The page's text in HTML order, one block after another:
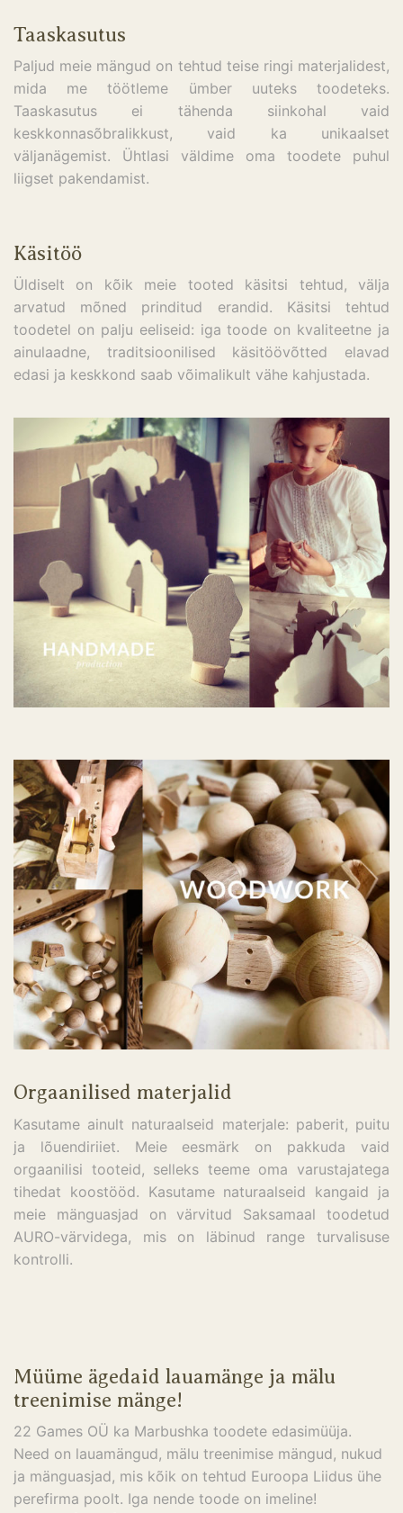
Taaskasutus
Paljud meie mängud on tehtud teise ringi materjalidest,
mida me töötleme ümber uuteks toodeteks.
Taaskasutus ei tähenda siinkohal vaid
keskkonnasõbralikkust, vaid ka unikaalset
väljanägemist. Ühtlasi väldime oma toodete puhul
liigset pakendamist.
Käsitöö
Üldiselt on kõik meie tooted käsitsi tehtud, välja
arvatud mõned prinditud erandid. Käsitsi tehtud
toodetel on palju eeliseid: iga toode on kvaliteetne ja
ainulaadne, traditsioonilised käsitöövõtted elavad
edasi ja keskkond saab võimalikult vähe kahjustada.
Orgaanilised materjalid
Kasutame ainult naturaalseid materjale: paberit, puitu
ja lõuendiriiet. Meie eesmärk on pakkuda vaid
orgaanilisi tooteid, selleks teeme oma varustajatega
tihedat koostööd. Kasutame naturaalseid kangaid ja
meie mänguasjad on värvitud Saksamaal toodetud
AURO-värvidega, mis on läbinud range turvalisuse
kontrolli.
Müüme ägedaid lauamänge ja mälu
treenimise mänge!
22 Games OÜ ka Marbushka toodete edasimüüja.
Need on lauamängud, mälu treenimise mängud, nukud
ja mänguasjad, mis kõik on tehtud Euroopa Liidus ühe
perefirma poolt. Iga nende toode on imeline!